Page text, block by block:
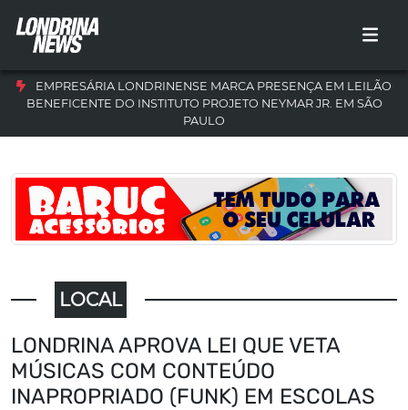
EMPRESÁRIA LONDRINENSE MARCA PRESENÇA EM LEILÃO
BENEFICENTE DO INSTITUTO PROJETO NEYMAR JR. EM SÃO
PAULO
LOCAL
LONDRINA APROVA LEI QUE VETA
MÚSICAS COM CONTEÚDO
INAPROPRIADO (FUNK) EM ESCOLAS